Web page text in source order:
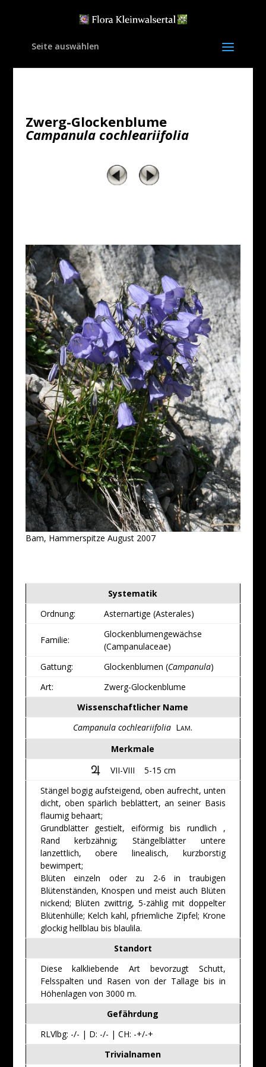
Seite auswählen
Zwerg-Glockenblume
Campanula cochleariifolia
Bam, Hammerspitze August 2007
Systematik
Ordnung:
Asternartige (Asterales)
Familie:
Glockenblumengewächse
(Campanulaceae)
Gattung:
Glockenblumen (Campanula)
Art:
Zwerg-Glockenblume
Wissenschaftlicher Name
Campanula cochleariifolia LAM.
Merkmale
VII-VIII 5-15 cm
Stängel bogig aufsteigend, oben aufrecht, unten
dicht, oben spärlich beblättert, an seiner Basis
flaumig behaart;
Grundblätter gestielt, eiförmig bis rundlich ,
Rand kerbzähnig; Stängelblätter untere
lanzettlich, obere linealisch, kurzborstig
bewimpert;
Blüten einzeln oder zu 2-6 in traubigen
Blütenständen, Knospen und meist auch Blüten
nickend; Blüten zwittrig, 5-zählig mit doppelter
Blütenhülle; Kelch kahl, pfriemliche Zipfel; Krone
glockig hellblau bis blaulila.
Standort
Diese kalkliebende Art bevorzugt Schutt,
Felsspalten und Rasen von der Tallage bis in
Höhenlagen von 3000 m.
Gefährdung
RLVlbg: -/- | D: -/- | CH: -+/-+
Trivialnamen